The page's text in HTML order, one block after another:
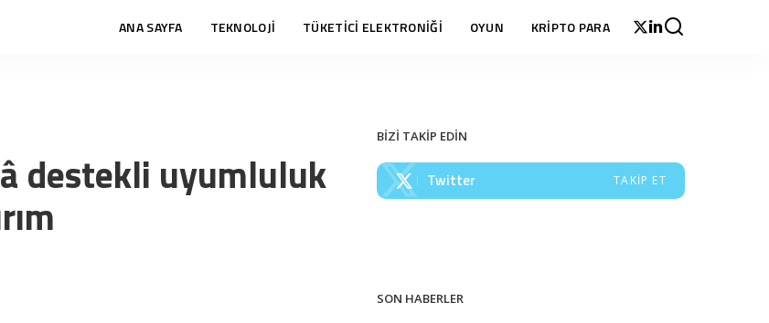
ANA SAYFA TEKNOLOJİ TÜKETİCİ ELEKTRONİĞİ OYUN KRİPTO PARA
destekli uyumluluk
BİZİ TAKİP EDİN
Twitter TAKIP ET
SON HABERLER